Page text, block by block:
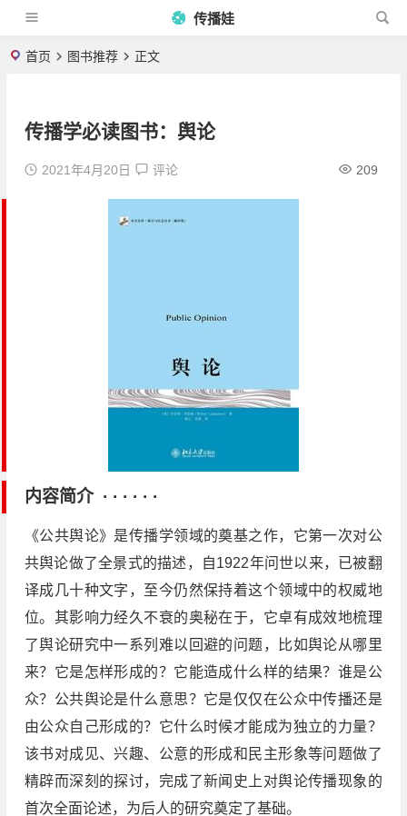
传播娃
首页 图书推荐 正文
传播学必读图书：舆论
2021年4月20日 评论 209
内容简介 · · · · · ·
《公共舆论》是传播学领域的奠基之作，它第一次对公
共舆论做了全景式的描述，自1922年问世以来，已被翻
译成几十种文字，至今仍然保持着这个领域中的权威地
位。其影响力经久不衰的奥秘在于，它卓有成效地梳理
了舆论研究中一系列难以回避的问题，比如舆论从哪里
来？它是怎样形成的？它能造成什么样的结果？谁是公
众？公共舆论是什么意思？它是仅仅在公众中传播还是
由公众自己形成的？它什么时候才能成为独立的力量？
该书对成见、兴趣、公意的形成和民主形象等问题做了
精辟而深刻的探讨，完成了新闻史上对舆论传播现象的
首次全面论述，为后人的研究奠定了基础。